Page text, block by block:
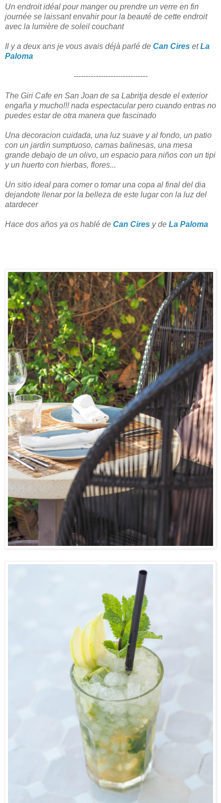
Un endroit idéal pour manger ou prendre un verre en fin
journée se laissant envahir pour la beauté de cette endroit
avec la lumière de soleil couchant
Il y a deux ans je vous avais déjà parlé de Can Cires etLa
Paloma
------------------------------
The Giri Cafe en San Joan de sa Labritja desde el exterior
engaña y mucho!!! nada espectacular pero cuando entras no
puedes estar de otra manera que fascinado
Una decoracion cuidada, una luz suave y al fondo, un patio
con un jardin sumptuoso, camas balinesas, una mesa
grande debajo de un olivo, un espacio para niños con un tipi
y un huerto con hierbas, flores...
Un sitio ideal para comer o tomar una copa al final del dia
dejandote llenar por la belleza de este lugar con la luz del
atardecer
Hace dos años ya os hablé de Can Cires y de La Paloma